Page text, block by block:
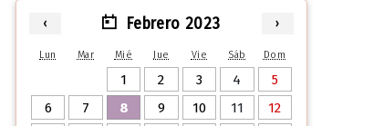
‹ Febrero 2023 ›
Lun Mar Mié Jue Vie Sáb Dom
1 2 3 4
5
6
7 8 9 10 11
12